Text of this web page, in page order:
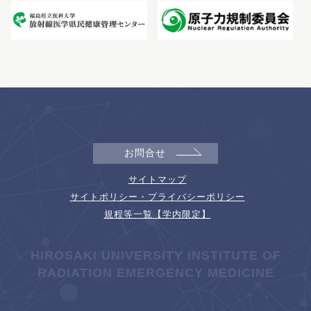
お問合せ
サイトマップ
サイトポリシー・プライバシーポリシー
規程等一覧【学内限定】
HIROSAKI UNIVERSITY INSTITUTE OF
RADIATION EMERGENCY MEDICINE